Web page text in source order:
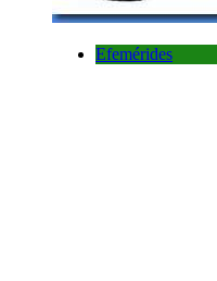
Efemérides